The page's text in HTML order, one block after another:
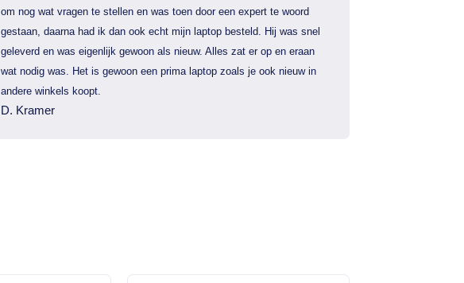
om nog wat vragen te stellen en was toen door een expert te woord
gestaan, daarna had ik dan ook echt mijn laptop besteld. Hij was snel
geleverd en was eigenlijk gewoon als nieuw. Alles zat er op en eraan
wat nodig was. Het is gewoon een prima laptop zoals je ook nieuw in
andere winkels koopt.
D. Kramer